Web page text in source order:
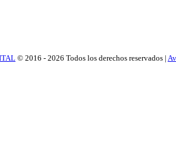
© 2016 - 2026 Todos los derechos reservados |